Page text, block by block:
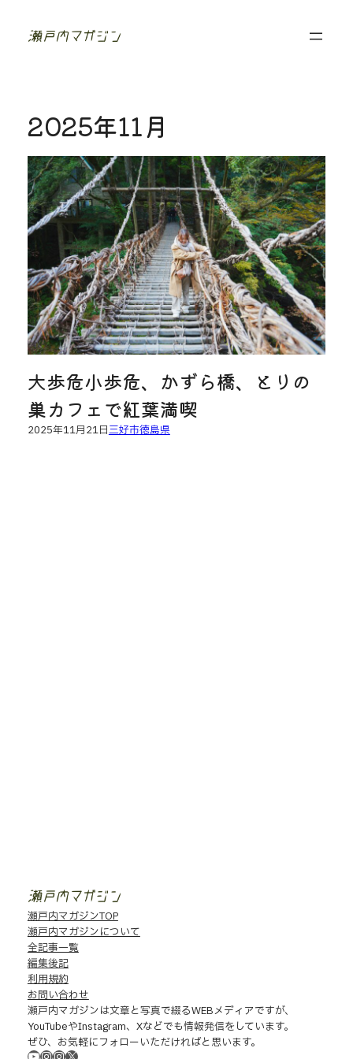
川
夫
婦
フ
ォ
ト
ジ
ャ
ー
ナ
ル
2025年11月
大歩危小歩危、かずら橋、とりの
巣カフェで紅葉満喫
2025年11月21日三好市徳島県
川
に
移
住
し
た
夫
婦
の
フ
ォ
ト
ジ
瀬戸内マガジンTOP
瀬戸内マガジンについて
全記事一覧
編集後記
利用規約
お問い合わせ
瀬戸内マガジンは文章と写真で綴るWEBメディアですが、
YouTubeやInstagram、Xなどでも情報発信をしています。
ぜひ、お気軽にフォローいただければと思います。